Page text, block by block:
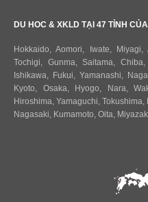
DU HOC & XKLD TẠI 47 TỈNH
Hokkaido,Aomori, Iwate, Miyagi,
Tochigi, Gunma, Saitama,Chiba,
Ishikawa, Fukui, Yamanashi,
Kyoto, Osaka, Hyogo, Nara,
Hiroshima, Yamaguchi, Tokushima,
Nagasaki, Kumamoto, Oita,